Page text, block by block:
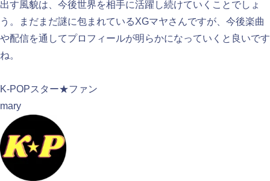
出す風貌は、今後世界を相手に活躍し続けていくことでしょ
う。まだまだ謎に包まれているXGマヤさんですが、今後楽曲
や配信を通してプロフィールが明らかになっていくと良いです
ね。
K-POPスター★ファン
mary